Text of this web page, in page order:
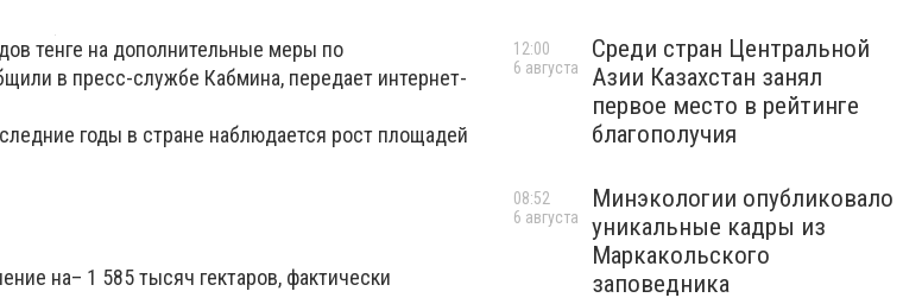
тенге на дополнительные меры по
в пресс-службе Кабмина, передает интернет-
годы в стране наблюдается рост площадей
на– 1 585 тысяч гектаров, фактически
Среди стран Центральной
Азии Казахстан занял
первое место в рейтинге
благополучия
12:00
6 августа
Минэкологии опубликовало
уникальные кадры из
Маркакольского
заповедника
08:52
6 августа